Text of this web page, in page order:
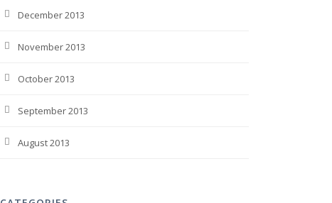
December 2013
November 2013
October 2013
September 2013
August 2013